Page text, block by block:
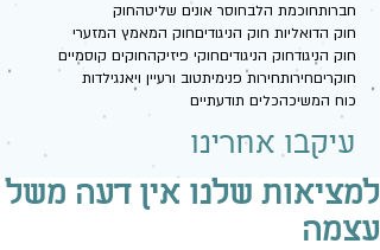
חברותחוכמת הלבחוסר אונים שליטהחוק
חוק הדואליות חוק הניגודיםחוק המאמץ המזערי
חוק הניגודחוק הניגודיםחוקי פיזיקהחוקים קוסמיים
חוקריםחירותחירות פנימיתטוב ורעיין ויאנגילדות
כוח המשיכהכלים תודעתיים
עיקבו אחרינו
למציאות שלנו אין דעה משל
עצמה